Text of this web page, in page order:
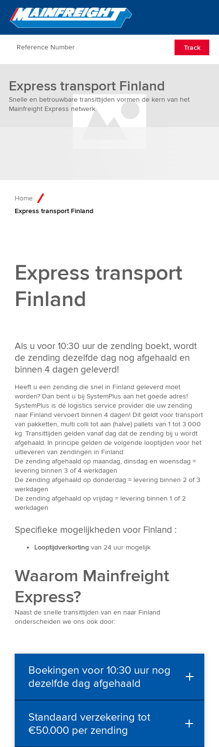
Go to Home
Track
Express transport Finland
Snelle en betrouwbare transittijden vormen de kern van het
Mainfreight Express netwerk
Home
Express transport Finland
Express transport
Finland
Als u voor 10:30 uur de zending boekt, wordt
de zending dezelfde dag nog afgehaald en
binnen 4 dagen geleverd!
Heeft u een zending die snel in Finland geleverd moet
worden? Dan bent u bij SystemPlus aan het goede adres!
SystemPlus is dé logistics service provider die uw zending
naar Finland vervoert binnen 4 dagen! Dit geldt voor transport
van pakketten, multi colli tot aan (halve) pallets van 1 tot 3.000
kg. Transittijden gelden vanaf dag dat de zending bij u wordt
afgehaald. In principe gelden de volgende looptijden voor het
uitleveren van zendingen in Finland:
De zending afgehaald op maandag, dinsdag en woensdag =
levering binnen 3 of 4 werkdagen
De zending afgehaald op donderdag = levering binnen 2 of 3
werkdagen
De zending afgehaald op vrijdag = levering binnen 1 of 2
werkdagen
Specifieke mogelijkheden voor Finland :
Looptijdverkorting van 24 uur mogelijk
Waarom Mainfreight
Express?
Naast de snelle transittijden van en naar Finland
onderscheiden we ons ook door:
Boekingen voor 10:30 uur nog
dezelfde dag afgehaald
Standaard verzekering tot
€50.000 per zending